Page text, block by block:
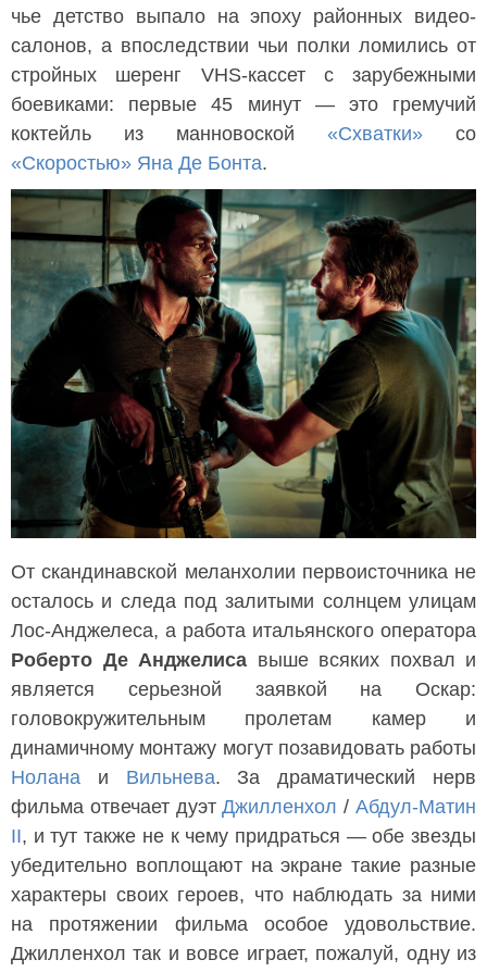
чье детство выпало на эпоху районных видео-
салонов, а впоследствии чьи полки ломились от
стройных шеренг VHS-кассет с зарубежными
боевиками: первые 45 минут — это гремучий
коктейль из манновоской «Схватки» со
«Скоростью» Яна Де Бонта.
От скандинавской меланхолии первоисточника не
осталось и следа под залитыми солнцем улицам
Лос-Анджелеса, а работа итальянского оператора
Роберто Де Анджелиса выше всяких похвал и
является серьезной заявкой на Оскар:
головокружительным пролетам камер и
динамичному монтажу могут позавидовать работы
Нолана и Вильнева. За драматический нерв
фильма отвечает дуэтДжилленхол /Абдул-Матин
II, и тут также не к чему придраться — обе звезды
убедительно воплощают на экране такие разные
характеры своих героев, что наблюдать за ними
на протяжении фильма особое удовольствие.
Джилленхол так и вовсе играет, пожалуй, одну из